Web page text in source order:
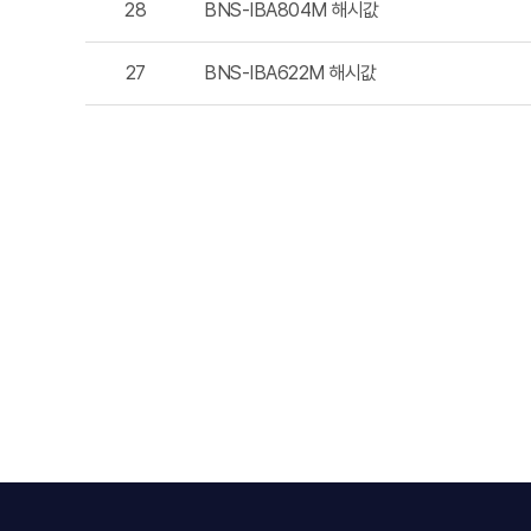
28 BNS-IBA804M 해시값
27 BNS-IBA622M 해시값